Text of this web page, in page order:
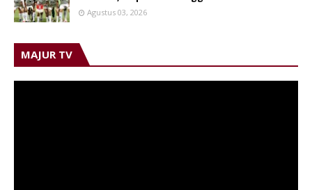
Agustus 03, 2026
MAJUR TV